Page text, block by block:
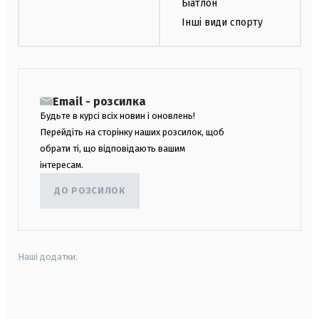
Біатлон
Інші види спорту
Email - розсилка
Будьте в курсі всіх новин і оновлень!
Перейдіть на сторінку наших розсилок, щоб
обрати ті, що відповідають вашим
інтересам.
ДО РОЗСИЛОК
Наші додатки: